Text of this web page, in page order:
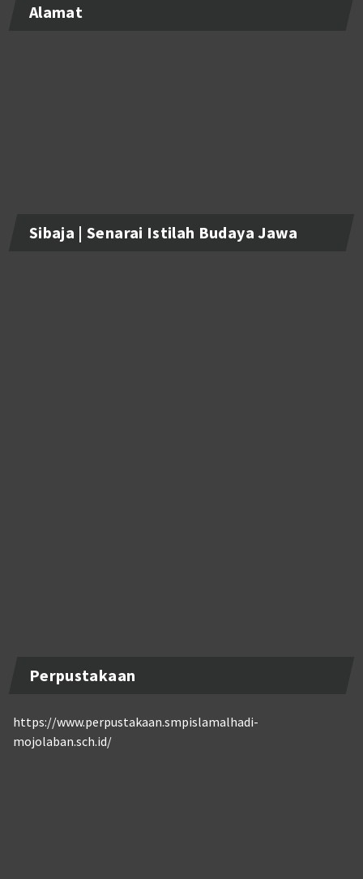
Alamat
Sibaja | Senarai Istilah Budaya Jawa
Perpustakaan
https://www.perpustakaan.smpislamalhadi-
mojolaban.sch.id/